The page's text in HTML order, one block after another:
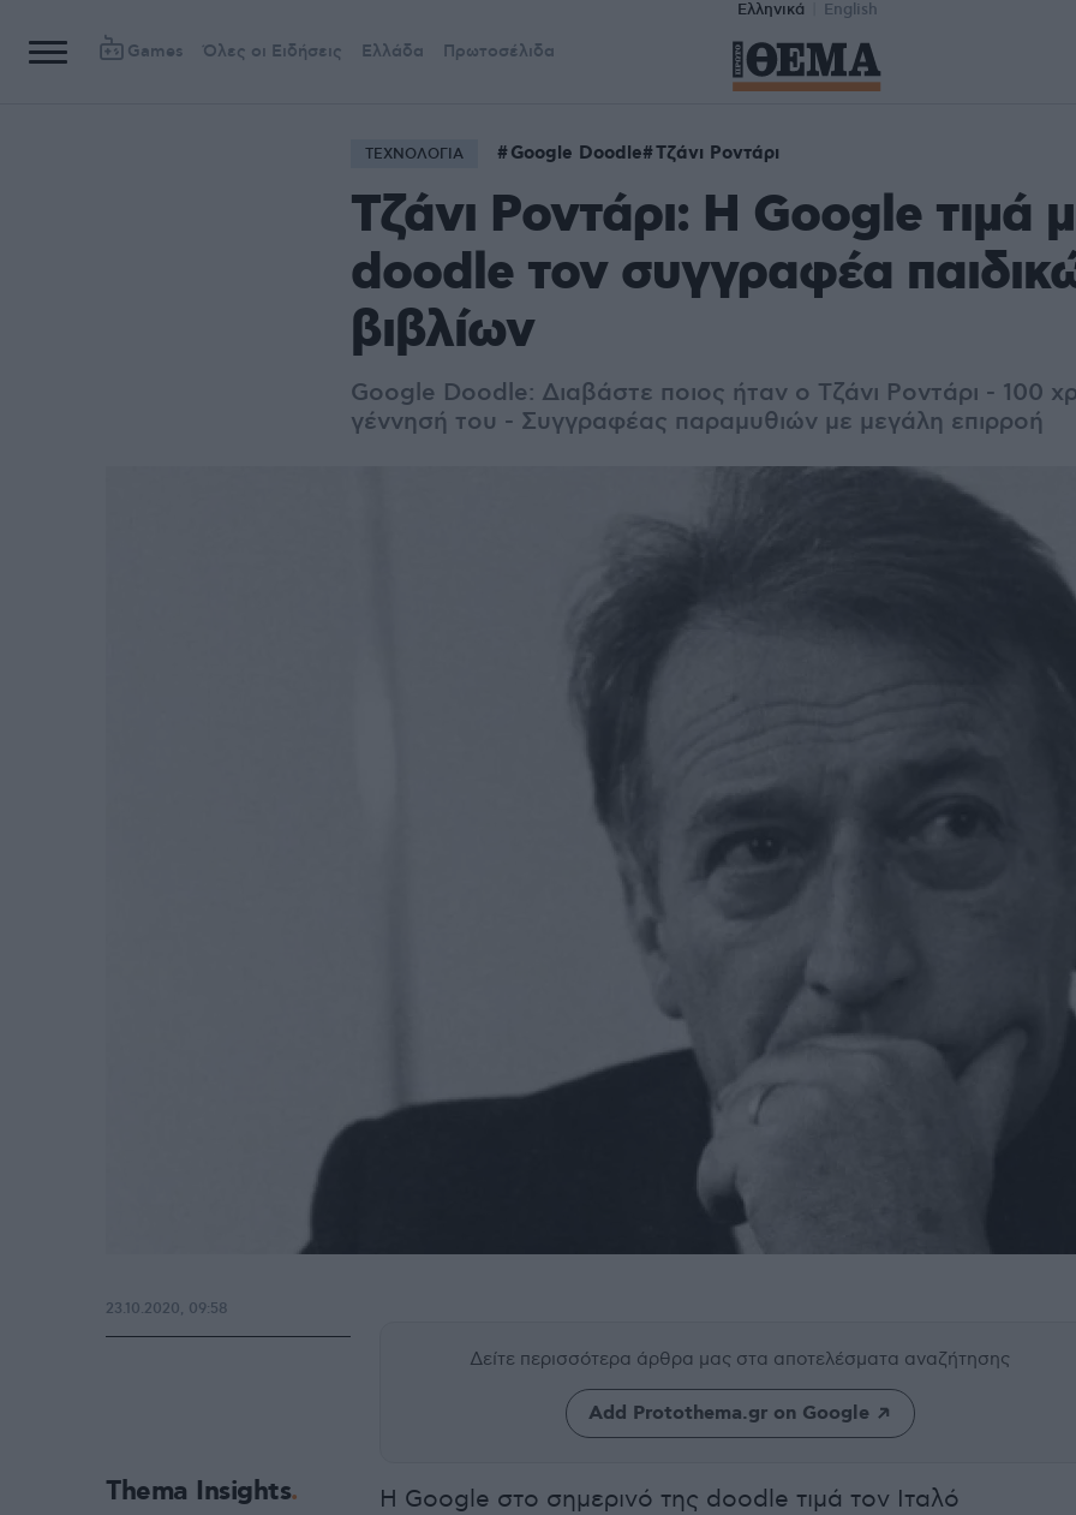
Ελληνικά English
Games Όλες οι Ειδήσεις Ελλάδα Πρωτοσέλιδα
ΤΕΧΝΟΛΟΓΙΑ Google Doodle Τζάνι Ροντάρι
Τζάνι Ροντάρι: H Google τιμά
doodle τον συγγραφέα
βιβλίων
Google Doodle: Διαβάστε ποιος ήταν ο Τζάνι Ροντάρι - 100
γέννησή του - Συγγραφέας παραμυθιών με μεγάλη επιρροή
Δείτε περισσότερα άρθρα μας στα αποτελέσματα αναζήτησης
Add Protothema.gr on Google
H Google στο σημερινό της doodle τιμά τον Ιταλό
23.10.2020, 09:58
Thema Insights